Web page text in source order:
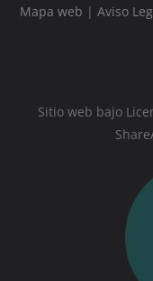
Mapa web | Aviso
Sitio web bajo